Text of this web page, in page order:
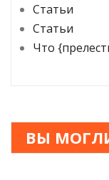
Статьи
Статьи
Что
ВЫ